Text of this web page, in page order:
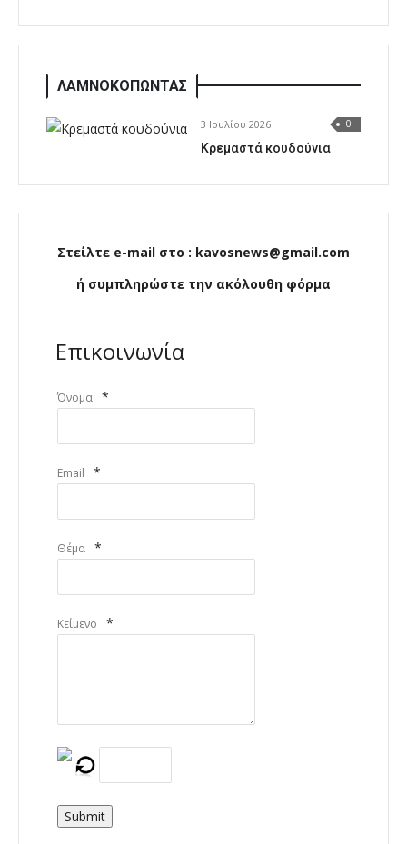
ΛΑΜΝΟΚΟΠΩΝΤΑΣ
3 Ιουλίου 2026 0
Κρεμαστά κουδούνια
Στείλτε e-mail στο : kavosnews@gmail.com
ή συμπληρώστε την ακόλουθη φόρμα
Επικοινωνία
Όνομα *
Email *
Θέμα *
Κείμενο *
Submit